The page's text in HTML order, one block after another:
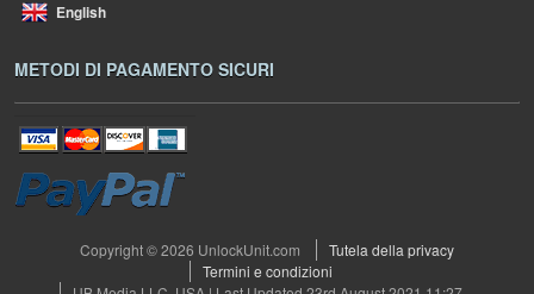
English
METODI DI PAGAMENTO SICURI
Copyright © 2026 UnlockUnit.com
Tutela della privacy
Termini e condizioni